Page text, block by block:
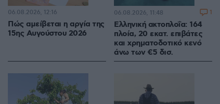
Πώς αμείβεται η αργία της
15ης Αυγούστου 2026
06.08.2026, 12:16
Ελληνική ακτοπλοΐα: 164
πλοία, 20 εκατ. επιβάτες
και χρηματοδοτικό κενό
άνω των €5 δισ.
06.08.2026, 11:48 1